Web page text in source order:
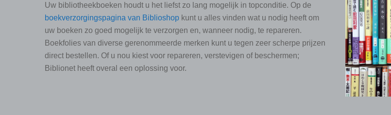
Uw bibliotheekboeken houdt u het liefst zo lang mogelijk in topconditie. Op de
boekverzorgingspagina van Biblioshop kunt u alles vinden wat u nodig heeft om
uw boeken zo goed mogelijk te verzorgen en, wanneer nodig, te repareren.
Boekfolies van diverse gerenommeerde merken kunt u tegen zeer scherpe prijzen
direct bestellen. Of u nou kiest voor repareren, verstevigen of beschermen;
Biblionet heeft overal een oplossing voor.